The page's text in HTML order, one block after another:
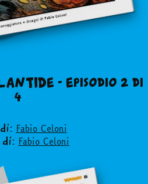
- Episodio 2 di
4
Fabio Celoni
di: Fabio Celoni